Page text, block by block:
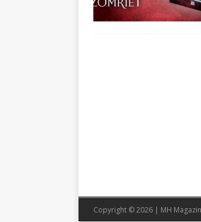
Copyright © 2026 | MH